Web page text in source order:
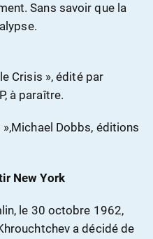
Sans savoir que la
Crisis », édité par
à paraître.
Dobbs, éditions
New York
le 30 octobre 1962,
a décidé de